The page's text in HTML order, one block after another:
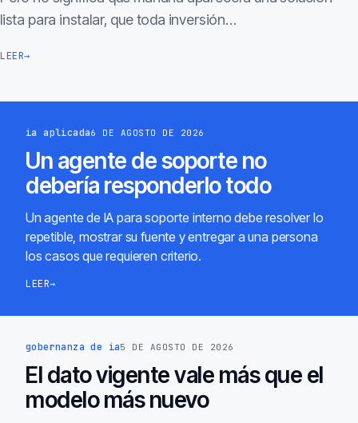
lista para instalar, que toda inversión…
LEER→
ia aplicada6 DE AGOSTO DE 2026
Un agente de soporte no
debería responderlo todo
Un agente de IA para soporte interno debe resolver lo
repetible, mostrar su fuente y entregar a una persona
los casos que requieren criterio.
LEER→
gobernanza de ia5 DE AGOSTO DE 2026
El dato vigente vale más que el
modelo más nuevo